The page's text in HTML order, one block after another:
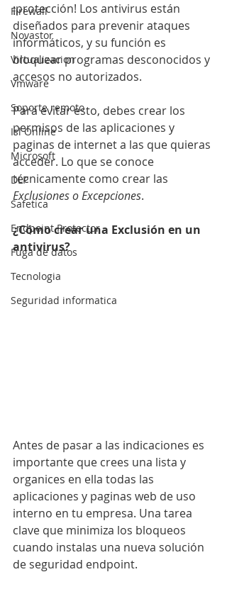
Firewall
Novastor
Virtualizacion
Vmware
Soporte remoto
Isl Online
Microsoft
DLP
Safetica
Endpoint Protector
Fuga de datos
Tecnologia
Seguridad informatica
¡protección! Los antivirus están
diseñados para prevenir ataques
informáticos, y su función es
bloquear programas desconocidos y
accesos no autorizados.
Para evitar esto, debes crear los
permisos de las aplicaciones y
paginas de internet a las que quieras
acceder. Lo que se conoce
técnicamente como crear las
Exclusiones o Excepciones.
¿Cómo crear una Exclusión en un
antivirus?
Antes de pasar a las indicaciones es
importante que crees una lista y
organices en ella todas las
aplicaciones y paginas web de uso
interno en tu empresa. Una tarea
clave que minimiza los bloqueos
cuando instalas una nueva solución
de seguridad endpoint.